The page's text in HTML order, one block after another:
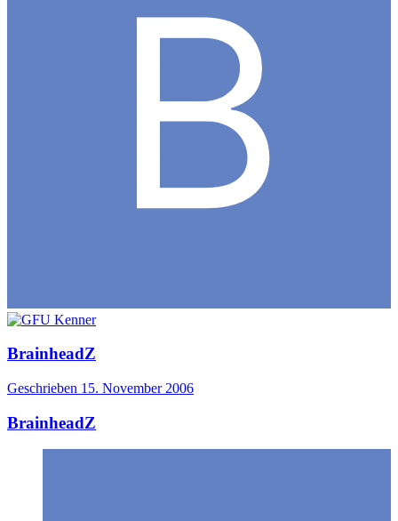
BrainheadZ
Geschrieben 15. November 2006
BrainheadZ